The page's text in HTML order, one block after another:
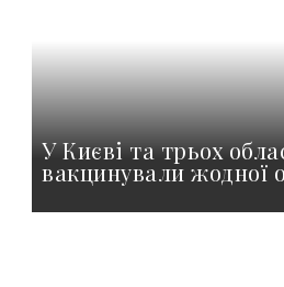
У Києві та трьох
вакцинували жодної